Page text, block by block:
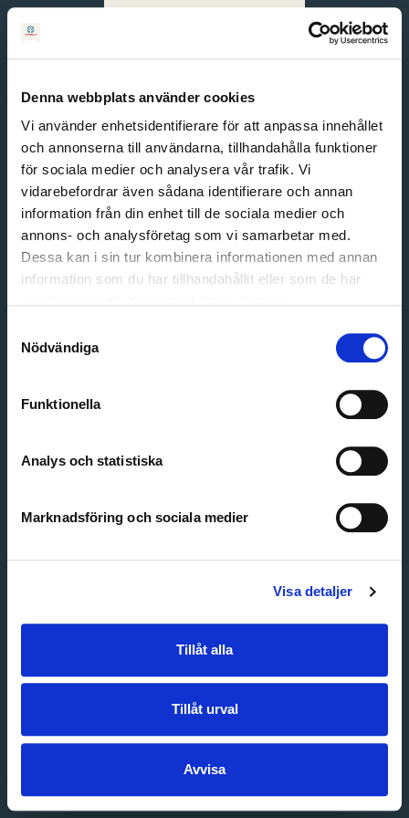
Denna webbplats använder cookies
Vi använder enhetsidentifierare för att anpassa innehållet
och annonserna till användarna, tillhandahålla funktioner
för sociala medier och analysera vår trafik. Vi
vidarebefordrar även sådana identifierare och annan
information från din enhet till de sociala medier och
annons- och analysföretag som vi samarbetar med.
Dessa kan i sin tur kombinera informationen med annan
information som du har tillhandahållit eller som de har
Nödvändiga
Funktionella
Analys och statistiska
Marknadsföring och sociala medier
Visa detaljer
Tillåt alla
Tillåt urval
Avvisa
English
Svenska
Email address
Customer service